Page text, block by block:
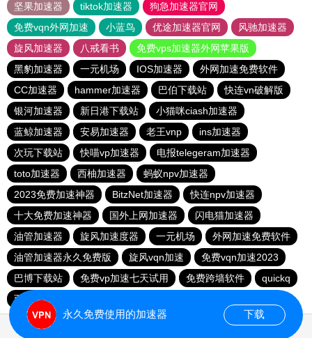
坚果加速器
tiktok加速器
狗急加速器官网
免费vqn外网加速
小蓝鸟 优途加速器官网
风驰加速器
旋风加速器
八戒看书
免费vps加速器外网苹果版
黑豹加速器
一元机场 IOS加速器
外网加速免费软件
CC加速器
hammer加速器 巴伯下载站
快连vn破解版
银河加速器
新日港下载站
小猫咪ciash加速器
蓝鲸加速器
安易加速器 老王vnp
ins加速器
次玩下载站
快喵vp加速器
电报telegeram加速器
toto加速器
西柚加速器
蚂蚁npv加速器
2023免费加速神器
BitzNet加速器
快连npv加速器
十大免费加速神器
国外上网加速器
闪电猫加速器
油管加速器
旋风加速度器 一元机场
外网加速免费软件
油管加速器永久免费版
旋风vqn加速
免费vqn加速2023
巴博下载站
免费vp加速七天试用 免费跨墙软件
quickq
西柚加速器
永久免费使用的加速器 下载